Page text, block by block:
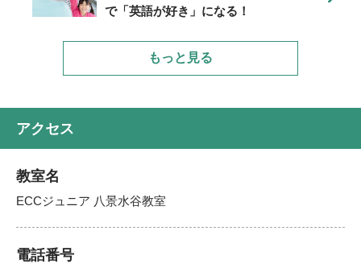
で「英語が好き」になる！
もっと見る
アクセス
教室名
ECCジュニア 八景水谷教室
電話番号